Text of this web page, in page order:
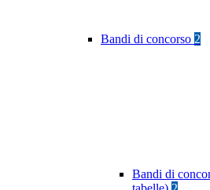
Bandi di concorso 2
Bandi di